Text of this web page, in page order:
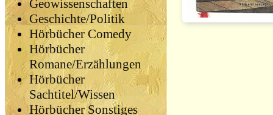
Geowissenschaften
Geschichte/Politik
Hörbücher Comedy
Hörbücher
Romane/Erzählungen
Hörbücher
Sachtitel/Wissen
Hörbücher Sonstiges